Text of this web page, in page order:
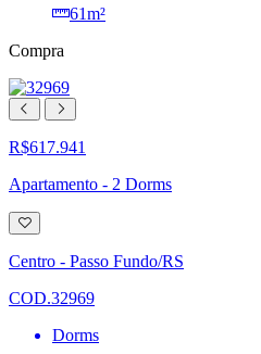
61m²
Compra
R$617.941
Apartamento - 2 Dorms
Adicionar
à
lista
de
Centro - Passo Fundo/RS
COD.32969
Dorms